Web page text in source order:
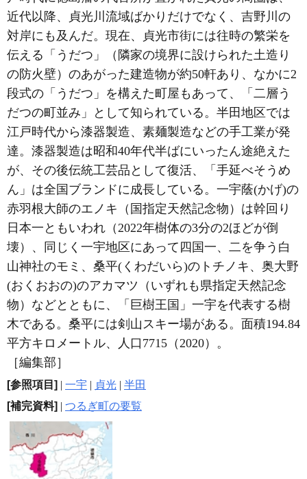
近代以降、貞光川流域ばかりだけでなく、吉野川の
対岸にも及んだ。現在、貞光市街には往時の繁栄を
伝える「うだつ」（隣家の境界に設けられた土造り
の防火壁）のあがった建造物が約50軒あり、なかに2
段式の「うだつ」を構えた町屋もあって、「二層う
だつの町並み」として知られている。半田地区では
江戸時代から漆器製造、素麺製造などの手工業が発
達。漆器製造は昭和40年代半ばにいったん途絶えた
が、その後伝統工芸品として復活、「手延べそうめ
ん」は全国ブランドに成長している。一宇蔭(かげ)の
赤羽根大師のエノキ（国指定天然記念物）は幹回り
日本一ともいわれ（2022年樹体の3分の2ほどが倒
壊）、同じく一宇地区にあって四国一、二を争う白
山神社のモミ、桑平(くわだいら)のトチノキ、奥大野
(おくおおの)のアカマツ（いずれも県指定天然記念
物）などとともに、「巨樹王国」一宇を代表する樹
木である。桑平には剣山スキー場がある。面積194.84
平方キロメートル、人口7715（2020）。
［編集部］
[参照項目] | 一宇 | 貞光 | 半田
[補完資料] | つるぎ町の要覧